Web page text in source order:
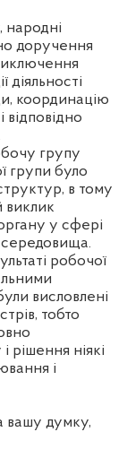
доручення
координацію
відповідно
групу
групи було
в тому
виклик
у сфері
робочої
висловлені
тобто
ніякі
і
думку,